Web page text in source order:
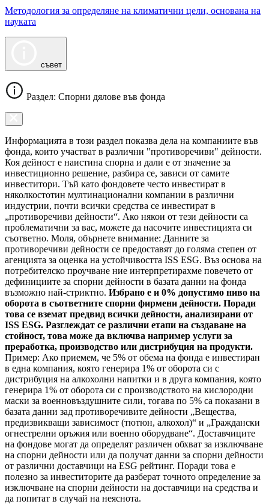
Методология за определяне на климатични цели, основана на
науката
съвет
Раздел: Спорни дялове във фонда
Информацията в този раздел показва дела на компаниите във
фонда, които участват в различни "противоречиви" дейности.
Коя дейност е наистина спорна и дали е от значение за
инвестиционно решение, разбира се, зависи от самите
инвеститори. Тъй като фондовете често инвестират в
няколкостотин мултинационални компании в различни
индустрии, почти всички средства се инвестират в
„противоречиви дейности“. Ако някои от тези дейности са
проблематични за вас, можете да насочите инвестицията си
съответно. Моля, обърнете внимание: Данните за
противоречиви дейности се предоставят до голяма степен от
агенцията за оценка на устойчивостта ISS ESG. Въз основа на
потребителско проучване ние интерпретирахме повечето от
дефинициите за спорни дейности в базата данни на фонда
възможно най-стриктно. Избрано е и 0% допустимо ниво на
оборота в съответните спорни фирмени дейности. Поради
това се вземат предвид всички дейности, анализирани от
ISS ESG. Разглеждат се различни етапи на създаване на
стойност, това може да включва например услуги за
преработка, производство или дистрибуция на продукти.
Пример: Ако приемем, че 5% от обема на фонда е инвестиран
в една компания, която генерира 1% от оборота си с
дистрибуция на алкохолни напитки и в друга компания, която
генерира 1% от оборота си с производството на кислородни
маски за военновъздушните сили, тогава по 5% са показани в
базата данни зад противоречивите дейности „Вещества,
предизвикващи зависимост (тютюн, алкохол)“ и „Граждански
огнестрелни оръжия или военно оборудване“. Доставчиците
на фондове могат да определят различен обхват за изключване
на спорни дейности или да получат данни за спорни дейности
от различни доставчици на ESG рейтинг. Поради това е
полезно за инвеститорите да разберат точното определение за
изключване на спорни дейности на доставчици на средства и
да попитат в случай на неяснота.